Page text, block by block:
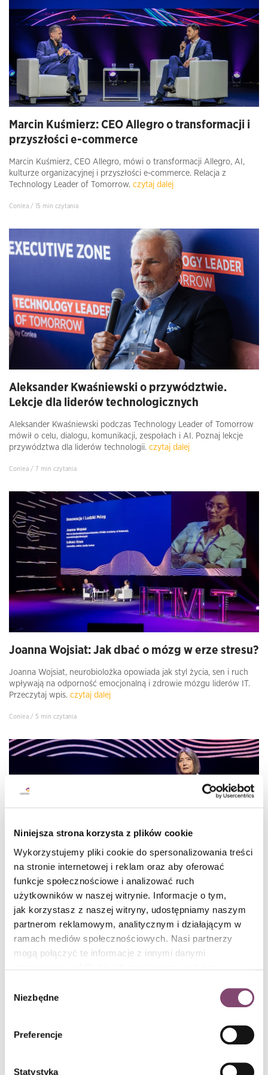
Niniejsza strona korzysta z plików cookie
Wykorzystujemy pliki cookie do spersonalizowania treści
na stronie internetowej i reklam oraz aby oferować
funkcje społecznościowe i analizować ruch
użytkowników w naszej witrynie. Informacje o tym,
jak korzystasz z naszej witryny, udostępniamy naszym
partnerom reklamowym, analitycznym i działającym w
ramach mediów społecznościowych. Nasi partnerzy
mogą połączyć te informacje z innymi danymi
polityce cookies
zgody
Niezbędne
Preferencje
Statystyka
Marcin Kuśmierz: CEO Allegro o transformacji i
przyszłości e-commerce
Marcin Kuśmierz, CEO Allegro, mówi o transformacji Allegro, AI,
kulturze organizacyjnej i przyszłości e-commerce. Relacja z
Technology Leader of Tomorrow. czytaj dalej
Conlea / 15 min czytania
Aleksander Kwaśniewski o przywództwie.
Lekcje dla liderów technologicznych
Aleksander Kwaśniewski podczas Technology Leader of Tomorrow
mówił o celu, dialogu, komunikacji, zespołach i AI. Poznaj lekcje
przywództwa dla liderów technologii. czytaj dalej
Conlea / 7 min czytania
Joanna Wojsiat: Jak dbać o mózg w erze stresu?
Joanna Wojsiat, neurobiolożka opowiada jak styl życia, sen i ruch
wpływają na odporność emocjonalną i zdrowie mózgu liderów IT.
Przeczytaj wpis. czytaj dalej
Conlea / 5 min czytania
Ewa Woydyłło-Osiatyńska o zdrowiu
psychicznym Liderów IT
Ekskluzywny wywiad z Ewą Woydyłło-Osiatyńską dla IT Manager of
Tomorrow. Sprawdź, jak emocje i samoświadomość wpływają na
zdrowie psychiczne managerów IT. czytaj dalej